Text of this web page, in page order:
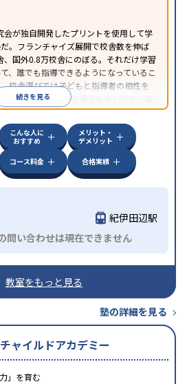
会が独自開発したプリントを使用して学
。フランチャイズ展開で校舎数を伸ば
、国外0.8万校舎にのぼる。それだけ学習
、誰でも指導できるようになっているこ
校舎選びでは子どもと指導者の相性を
。近所に2校舎ある場合も多いので、両
スメする。
続きを見る
こんな人に
おすすめ
メリット・
デメリット
コース料金 合格実績
紀伊田辺駅
問い合わせは現在できません
教室をもっと見る
塾の詳細を見る
ャイルドアカデミー
」を育む